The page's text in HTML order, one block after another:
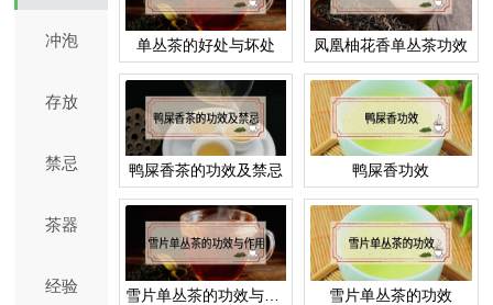
冲泡
存放
禁忌
茶器
经验
单丛茶的好处与坏处 凤凰柚花香单丛茶功效
鸭屎香茶的功效及禁忌 鸭屎香功效
雪片单丛茶的功效与作用 雪片单丛茶的功效